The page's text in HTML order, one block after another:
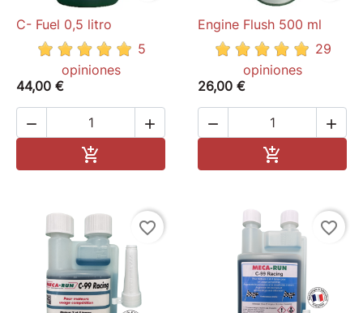
C- Fuel 0,5 litro
5
opiniones
44,00 €
 

Engine Flush 500 ml
29
opiniones
26,00 €
 

favorite_border favorite_border